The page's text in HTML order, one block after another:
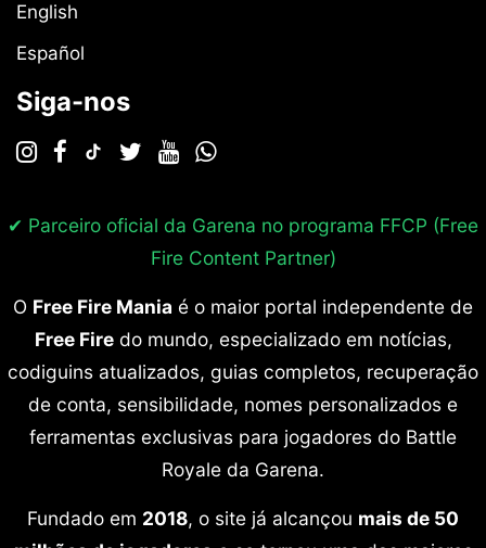
English
Español
Siga-nos
✔ Parceiro oficial da Garena no programa FFCP (Free
Fire Content Partner)
O Free Fire Mania é o maior portal independente de
Free Firedo mundo, especializado em notícias,
codiguins atualizados, guias completos, recuperação
de conta, sensibilidade, nomes personalizados e
ferramentas exclusivas para jogadores do Battle
Royale da Garena.
Fundado em 2018, o site já alcançou mais de 50